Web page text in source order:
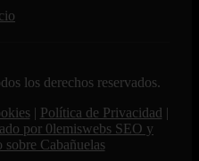
los derechos reservados.
| Política de Privacidad |
por 0lemiswebs SEO y
sobre Cabañuelas